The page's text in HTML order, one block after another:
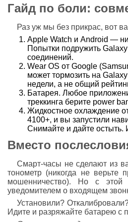
Гайд по боли:
Раз уж мы без прикрас, вот
Apple Watch и Android —
Попытки подружить
соединений.
Wear OS от Google
может тормозить на
недели, а не общий
Батарея. Любое
треккинга берите power
Жидкостное охлаждение
4100+, и вы запустили
Снимайте и дайте остыть.
Вместо
Смарт-часы не сделают из
тонометр (никогда не
мошенничество). Но с этой
уведомителем о входящем
Установили?
Идите и разряжайте батарею с